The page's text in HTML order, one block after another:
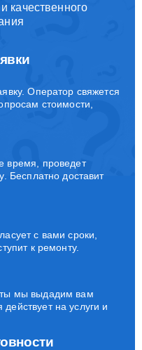
качественного
Оператор свяжется
стоимости,
время, проведет
Бесплатно доставит
с вами сроки,
к ремонту.
мы выдадим вам
на услуги и